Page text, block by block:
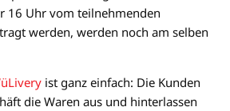
16 Uhr vom teilnehmenden
werden, werden noch am selben
ist ganz einfach: Die Kunden
die Waren aus und hinterlassen